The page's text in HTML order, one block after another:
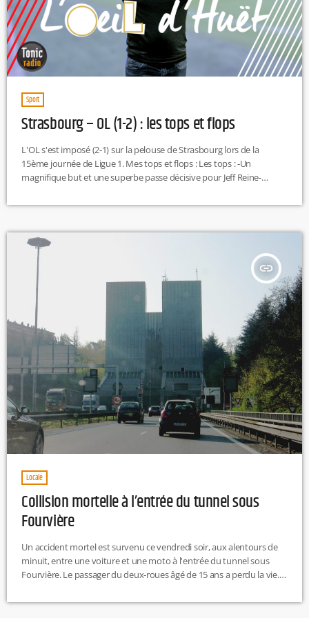
Sport
Strasbourg – OL (1-2) : les tops et flops
L'OL s'est imposé (2-1) sur la pelouse de Strasbourg lors de la
15ème journée de Ligue 1. Mes tops et flops : Les tops : -Un
magnifique but et une superbe passe décisive pour Jeff Reine-
apparition officielle chez les professionnels, Maxence Caqueret a été
Il a su se relever d'un […]
insert_link
Locale
Collision mortelle à l’entrée du tunnel sous
Fourvière
Un accident mortel est survenu ce vendredi soir, aux alentours de
minuit, entre une voiture et une moto à l'entrée du tunnel sous
Fourvière. Le passager du deux-roues âgé de 15 ans a perdu la vie.
pronostic vital est engagé. De son côté, la conductrice de la voiture